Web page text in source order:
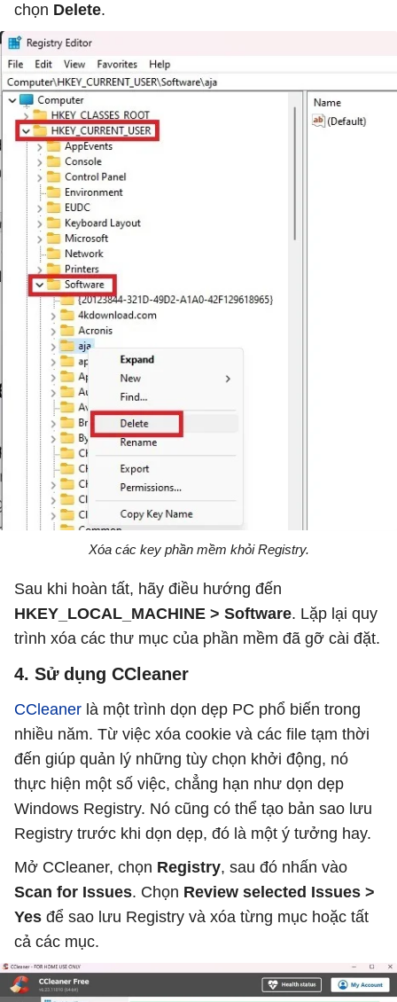
chọn Delete.
Xóa các key phần mềm khỏi Registry.
Sau khi hoàn tất, hãy điều hướng đến
HKEY_LOCAL_MACHINE > Software. Lặp lại quy
trình xóa các thư mục của phần mềm đã gỡ cài đặt.
4. Sử dụng CCleaner
CCleaner là một trình dọn dẹp PC phổ biến trong
nhiều năm. Từ việc xóa cookie và các file tạm thời
đến giúp quản lý những tùy chọn khởi động, nó
thực hiện một số việc, chẳng hạn như dọn dẹp
Windows Registry. Nó cũng có thể tạo bản sao lưu
Registry trước khi dọn dẹp, đó là một ý tưởng hay.
Mở CCleaner, chọn Registry, sau đó nhấn vào
Scan for Issues. Chọn Review selected Issues >
Yes để sao lưu Registry và xóa từng mục hoặc tất
cả các mục.